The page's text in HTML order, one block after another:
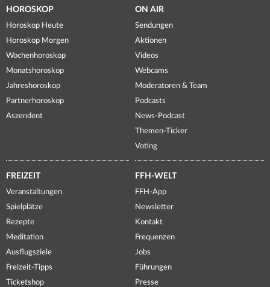
HOROSKOP
Horoskop Heute
Horoskop Morgen
Wochenhoroskop
Monatshoroskop
Jahreshoroskop
Partnerhoroskop
Aszendent
ON AIR
Sendungen
Aktionen
Videos
Webcams
Moderatoren & Team
Podcasts
News-Podcast
Themen-Ticker
Voting
FREIZEIT
Veranstaltungen
Spielplätze
Rezepte
Meditation
Ausflugsziele
Freizeit-Tipps
Ticketshop
FFH-WELT
FFH-App
Newsletter
Kontakt
Frequenzen
Jobs
Führungen
Presse